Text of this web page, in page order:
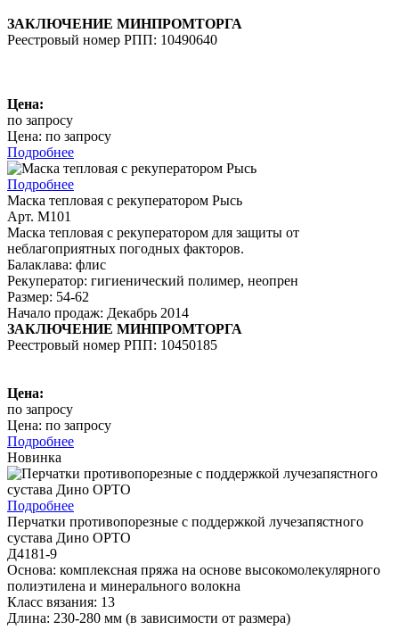
ЗАКЛЮЧЕНИЕ МИНПРОМТОРГА
Реестровый номер РПП: 10490640
Цена:
по запросу
Цена: по запросу
Подробнее
Подробнее
Маска тепловая с рекуператором Рысь
Арт. М101
Маска тепловая с рекуператором для защиты от
неблагоприятных погодных факторов.
Балаклава: флис
Рекуператор: гигиенический полимер, неопрен
Размер: 54-62
Начало продаж: Декабрь 2014
ЗАКЛЮЧЕНИЕ МИНПРОМТОРГА
Реестровый номер РПП: 10450185
Цена:
по запросу
Цена: по запросу
Подробнее
Новинка
Подробнее
Перчатки противопорезные с поддержкой лучезапястного
сустава Дино ОРТО
Д4181-9
Основа: комплексная пряжа на основе высокомолекулярного
полиэтилена и минерального волокна
Класс вязания: 13
Длина: 230-280 мм (в зависимости от размера)